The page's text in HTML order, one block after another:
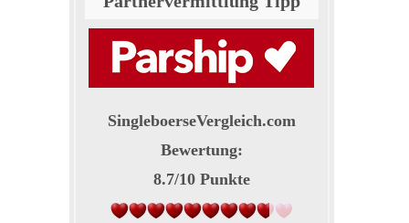
SingleboerseVergleich.com
Bewertung:
8.7/10Punkte